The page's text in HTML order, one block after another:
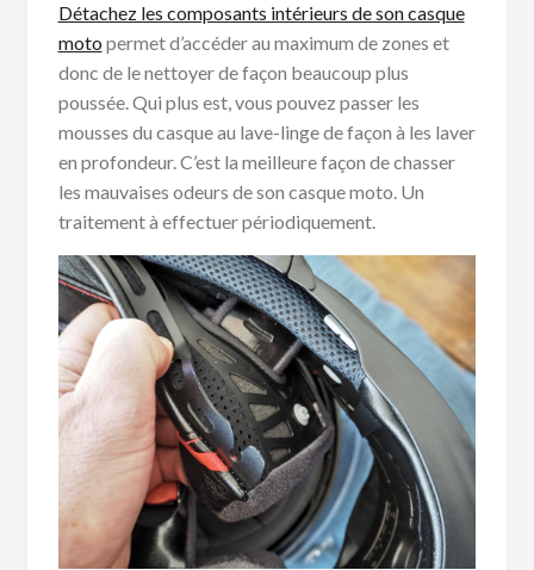
Détachez les composants intérieurs de son casque
moto permet d’accéder au maximum de zones et
donc de le nettoyer de façon beaucoup plus
poussée. Qui plus est, vous pouvez passer les
mousses du casque au lave-linge de façon à les laver
en profondeur. C’est la meilleure façon de chasser
les mauvaises odeurs de son casque moto. Un
traitement à effectuer périodiquement.